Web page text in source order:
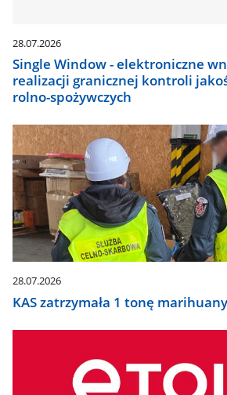
28.07.2026
Single Window - elektroniczne
realizacji granicznej kontroli
rolno-spożywczych
28.07.2026
KAS zatrzymała 1 tonę marihuany